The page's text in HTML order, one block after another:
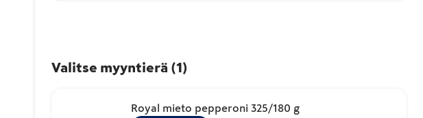
Valitse myyntierä (1 )
Royal mieto pepperoni 325/180 g